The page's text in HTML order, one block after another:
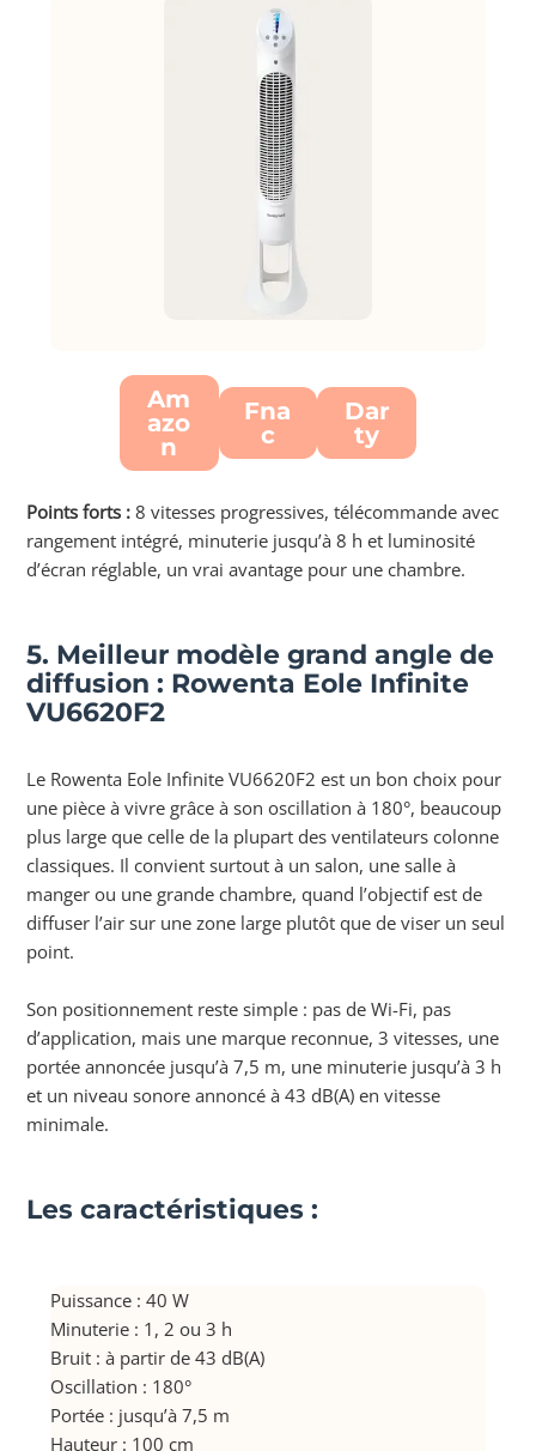
Am
azo
n
Fna
c
Dar
ty
Points forts : 8 vitesses progressives, télécommande avec
rangement intégré, minuterie jusqu’à 8 h et luminosité
d’écran réglable, un vrai avantage pour une chambre.
5. Meilleur modèlegrand angle de
diffusion : Rowenta Eole Infinite
VU6620F2
Le Rowenta Eole Infinite VU6620F2 est un bon choix pour
une pièce à vivre grâce à son oscillation à 180°, beaucoup
plus large que celle de la plupart des ventilateurs colonne
classiques. Il convient surtout à un salon, une salle à
manger ou une grande chambre, quand l’objectif est de
diffuser l’air sur une zone large plutôt que de viser un seul
point.
Son positionnement reste simple : pas de Wi-Fi, pas
d’application, mais une marque reconnue, 3 vitesses, une
portée annoncée jusqu’à 7,5 m, une minuterie jusqu’à 3 h
et un niveau sonore annoncé à 43 dB(A) en vitesse
minimale.
Les caractéristiques :
Puissance : 40 W
Minuterie : 1, 2 ou 3 h
Bruit : à partir de 43 dB(A)
Oscillation : 180°
Portée : jusqu’à 7,5 m
Hauteur : 100 cm